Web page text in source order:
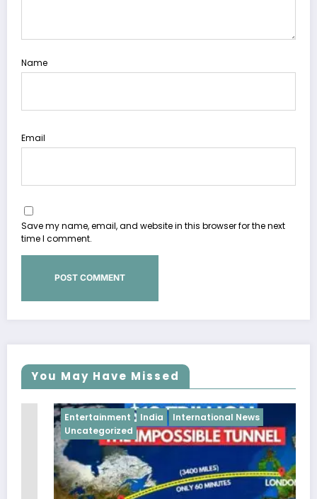
Name
Email
Save my name, email, and website in this browser for the next
time I comment.
You May Have Missed
International News Crime India